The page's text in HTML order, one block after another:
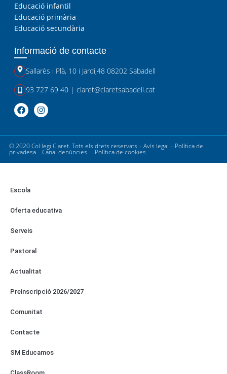
Educació infantil
Educació primària
Educació secundària
Informació de contacte
Sallarès i Plà, 10i Jardí,48 08202 Sabadell
93 727 69 40| claret@claretsabadell.cat
© 2020 Col·legi Claret. Tots els drets reservats –Avís legal – Política de
privadesa–Canal denúncies – Política de cookies
Escola
Oferta educativa
Serveis
Pastoral
Actualitat
Preinscripció 2026/2027
Comunitat
Contacte
SM Educamos